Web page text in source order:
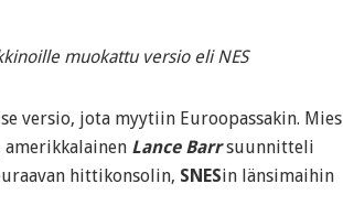
muokattu versio eli NES
versio, jota myytiin Euroopassakin. Mies
amerikkalainen Lance Barrsuunnitteli
hittikonsolin, SNESin länsimaihin